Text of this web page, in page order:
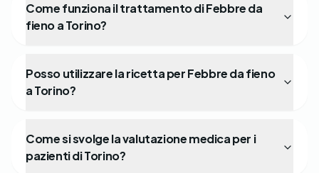
Come funziona il trattamento di Febbre da
fieno a Torino?
Posso utilizzare la ricetta per Febbre da fieno
a Torino?
Come si svolge la valutazione medica per i
pazienti di Torino?